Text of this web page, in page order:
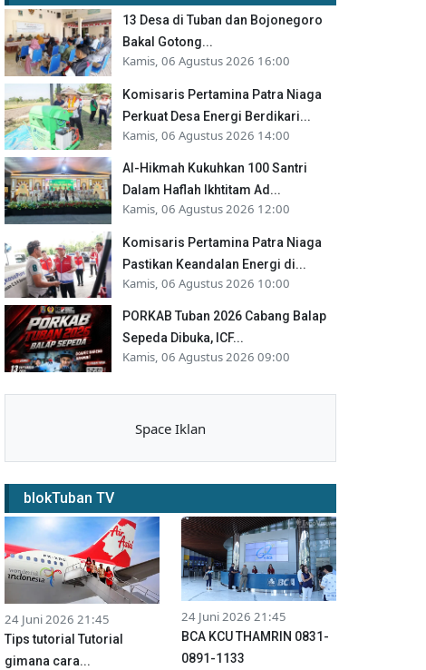
13 Desa di Tuban dan Bojonegoro
Bakal Gotong...
Kamis, 06 Agustus 2026 16:00
Komisaris Pertamina Patra Niaga
Perkuat Desa Energi Berdikari...
Kamis, 06 Agustus 2026 14:00
Al-Hikmah Kukuhkan 100 Santri
Dalam Haflah Ikhtitam Ad...
Kamis, 06 Agustus 2026 12:00
Komisaris Pertamina Patra Niaga
Pastikan Keandalan Energi di...
Kamis, 06 Agustus 2026 10:00
PORKAB Tuban 2026 Cabang Balap
Sepeda Dibuka, ICF...
Kamis, 06 Agustus 2026 09:00
Space Iklan
blokTuban TV
24 Juni 2026 21:45
Tips tutorial Tutorial
gimana cara...
24 Juni 2026 21:45
BCA KCU THAMRIN 0831-
0891-1133